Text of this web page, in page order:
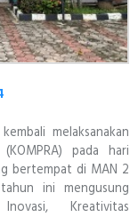
melaksanakan
pada hari
bertempat di MAN 2
ini mengusung
Kreativitas